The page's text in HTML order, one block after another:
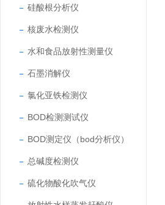
硅酸根分析仪
核废水检测仪
水和食品放射性测量仪
石墨消解仪
氯化亚铁检测仪
BOD检测测试仪
BOD测定仪（bod分析仪）
总碱度检测仪
硫化物酸化吹气仪